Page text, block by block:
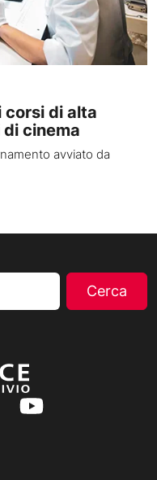
corsi di alta
cinema
avviato da